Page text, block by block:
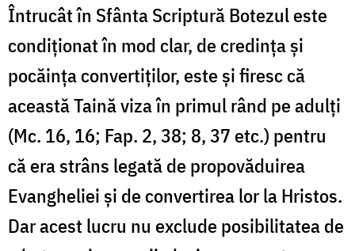
Întrucât în Sfânta Scriptură Botezul este
condiționat în mod clar, de credința și
pocăința convertiților, este și firesc că
această Taină viza în primul rând pe adulți
(Mc. 16, 16; Fap. 2, 38; 8, 37 etc.) pentru
că era strâns legată de propovăduirea
Evangheliei și de convertirea lor la Hristos.
Dar acest lucru nu exclude posibilitatea de